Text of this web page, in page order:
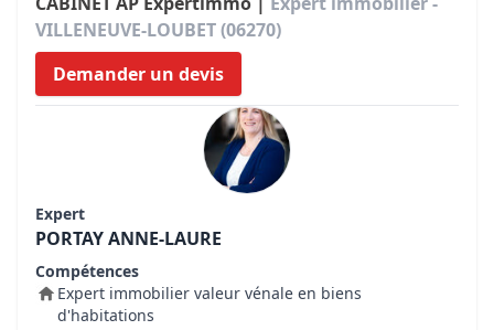
VILLENEUVE-LOUBET (06270)
Demander un devis
Expert
PORTAY ANNE-LAURE
Compétences
Expert immobilier valeur vénale en biens
d'habitations